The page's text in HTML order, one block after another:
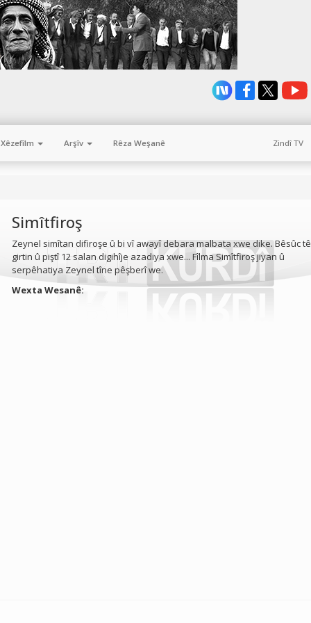
Xêzefîlm Arşîv Rêza Weşanê Zindî TV
Simîtfiroş
Zeynel simîtan difiroşe û bi vî awayî debara malbata xwe dike. Bêsûc tê
girtin û piştî 12 salan digihîje azadiya xwe... Fîlma Simîtfiroş jiyan û
serpêhatiya Zeynel tîne pêşberî we.
Wexta Wesanê: